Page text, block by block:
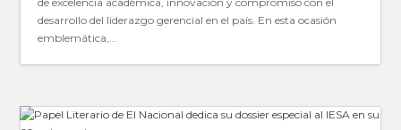
desarrollo del liderazgo gerencial en el país. En esta ocasión
emblemática,...